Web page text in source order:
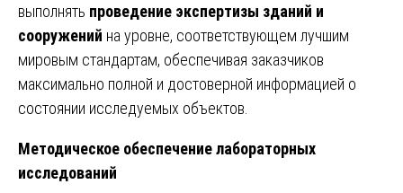
выполнять проведение экспертизы зданий и
сооружений на уровне, соответствующем лучшим
мировым стандартам, обеспечивая заказчиков
максимально полной и достоверной информацией о
состоянии исследуемых объектов.
Методическое обеспечение лабораторных
исследований